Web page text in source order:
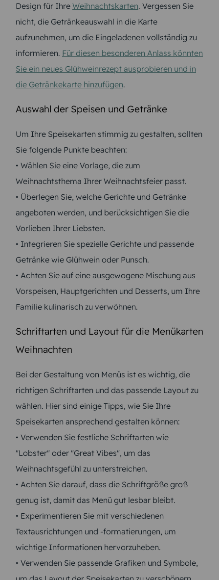
Design für Ihre Weihnachtskarten. Vergessen Sie
nicht, die Getränkeauswahl in die Karte
aufzunehmen, um die Eingeladenen vollständig zu
informieren. Für diesen besonderen Anlass könnten
Sie ein neues Glühweinrezept ausprobieren und in
die Getränkekarte hinzufügen.
Auswahl der Speisen und Getränke
Um Ihre Speisekarten stimmig zu gestalten, sollten
Sie folgende Punkte beachten:
• Wählen Sie eine Vorlage, die zum
Weihnachtsthema Ihrer Weihnachtsfeier passt.
• Überlegen Sie, welche Gerichte und Getränke
angeboten werden, und berücksichtigen Sie die
Vorlieben Ihrer Liebsten.
• Integrieren Sie spezielle Gerichte und passende
Getränke wie Glühwein oder Punsch.
• Achten Sie auf eine ausgewogene Mischung aus
Vorspeisen, Hauptgerichten und Desserts, um Ihre
Familie kulinarisch zu verwöhnen.
Schriftarten und Layout für die Menükarten
Weihnachten
Bei der Gestaltung von Menüs ist es wichtig, die
richtigen Schriftarten und das passende Layout zu
wählen. Hier sind einige Tipps, wie Sie Ihre
Speisekarten ansprechend gestalten können:
• Verwenden Sie festliche Schriftarten wie
"Lobster" oder "Great Vibes", um das
Weihnachtsgefühl zu unterstreichen.
• Achten Sie darauf, dass die Schriftgröße groß
genug ist, damit das Menü gut lesbar bleibt.
• Experimentieren Sie mit verschiedenen
Textausrichtungen und -formatierungen, um
wichtige Informationen hervorzuheben.
• Verwenden Sie passende Grafiken und Symbole,